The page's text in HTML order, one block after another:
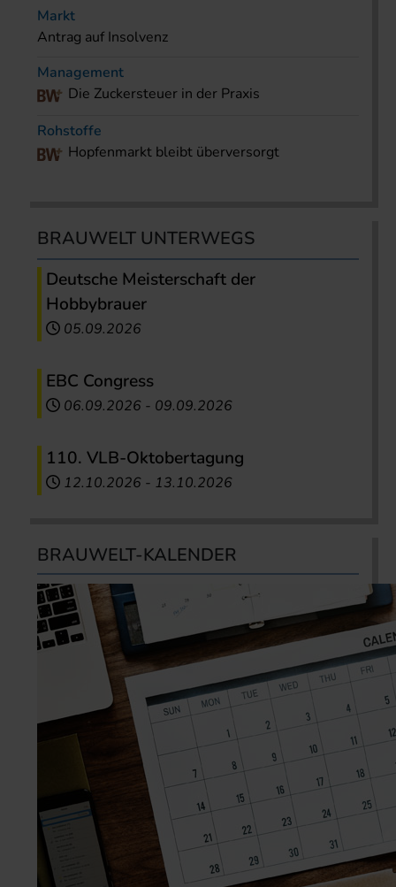
Markt
Antrag auf Insolvenz
Management
Die Zuckersteuer in der Praxis
Rohstoffe
Hopfenmarkt bleibt überversorgt
BRAUWELT UNTERWEGS
Deutsche Meisterschaft der
Hobbybrauer
05.09.2026
EBC Congress
06.09.2026 - 09.09.2026
110. VLB-Oktobertagung
12.10.2026 - 13.10.2026
BRAUWELT-KALENDER